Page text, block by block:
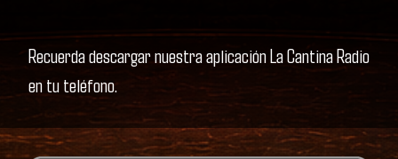
Recuerda descargar nuestra aplicación La Cantina Radio
en tu teléfono.